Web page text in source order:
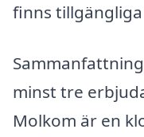
finns
minst tre
Molkom är en